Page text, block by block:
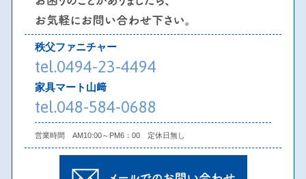
秩父ファニチャー
tel.0494-23-4494
家具マート山﨑
tel.048-584-0688
営業時間 AM10:00～PM6：00 定休日無し